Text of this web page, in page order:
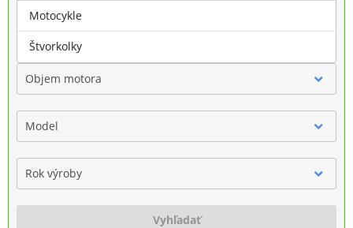
Značka
Objem motora
Model
Rok výroby
Vyhľadať
Motocykle
Štvorkolky